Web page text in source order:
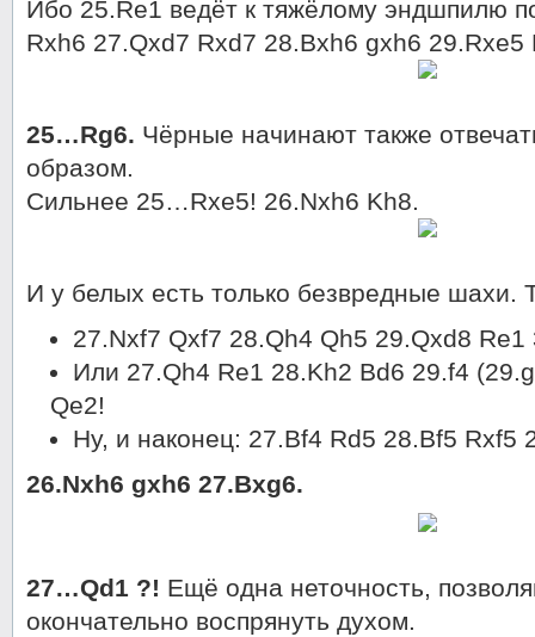
Ибо 25.Re1 ведёт к тяжёлому эндшпилю
Rxh6 27.Qxd7 Rxd7 28.Bxh6 gxh6 29.Rxe5
25…Rg6. Чёрные начинают также
образом.
Сильнее 25…Rxe5! 26.Nxh6 Kh8.
И у белых есть только безвредные шахи.
27.Nxf7 Qxf7 28.Qh4 Qh5 29.Qxd8
Или 27.Qh4 Re1 28.Kh2 Bd6 29.f4
Qe2!
Ну, и наконец: 27.Bf4 Rd5 28.Bf5 Rxf5
26.Nxh6 gxh6 27.Bxg6.
27…Qd1 ?! Ещё одна неточность,
окончательно воспрянуть духом.